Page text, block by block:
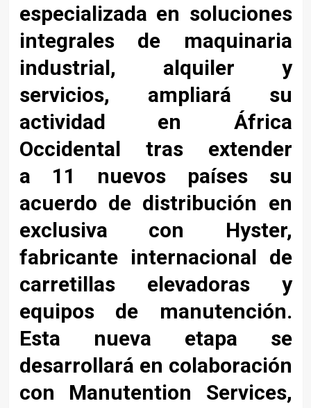
especializada en soluciones
integrales de maquinaria
industrial, alquiler y
servicios, ampliará su
actividad en África
Occidental tras extender
a 11 nuevos países su
acuerdo de distribución en
exclusiva con Hyster,
fabricante internacional de
carretillas elevadoras y
equipos de manutención.
Esta nueva etapa se
desarrollará en colaboración
con Manutention Services,